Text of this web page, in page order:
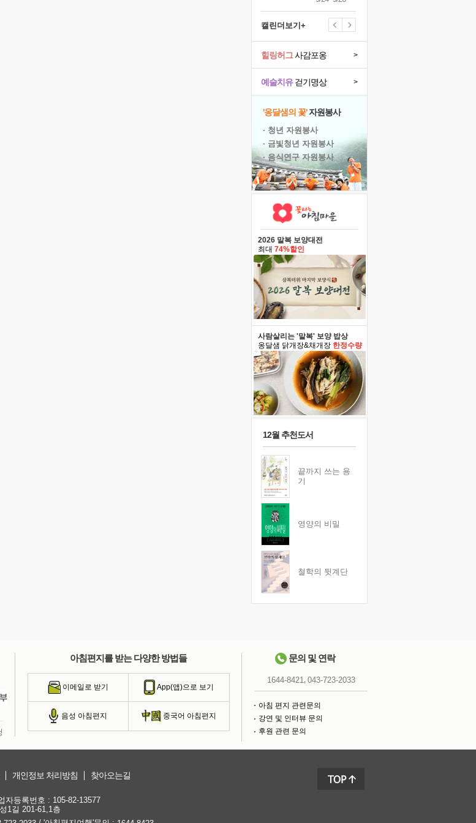
캘린더보기+
예술치유걷기명상 >
힐링허그사감포옹 >
'옹달샘의 꽃'자원봉사
· 청년 자원봉사
· 금빛청년 자원봉사
· 음식연구 자원봉사
2026 말복 보양대전
최대 74%할인
사람살리는 '말복' 보양 밥상
옹달샘 닭개장&채개장 한정수량
12월 추천도서
끝까지 쓰는 용
기
영양의 비밀
철학의 뒷계단
아침편지를 받는 다양한 방법들
이메일로 받기 App(앱)으로 보기
음성 아침편지 중국어 아침편지
문의 및 연락
1644-8421, 043-723-2033
아침 편지 관련문의
강연 및 인터뷰 문의
후원 관련 문의
개인정보 처리방침 찾아오는길
자등록번호 : 105-82-13577
1길 201-61,1층